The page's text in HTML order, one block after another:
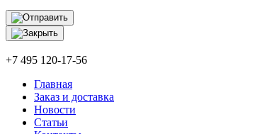
+7 495 120-17-56
Главная
Заказ и доставка
Новости
Статьи